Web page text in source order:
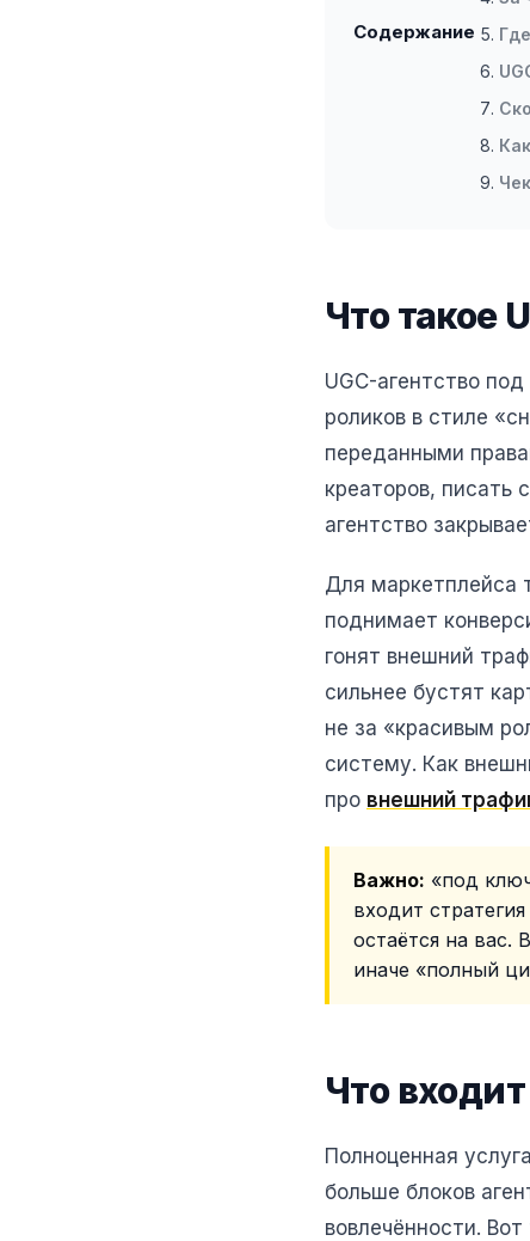
Содержание
Что такое
UGC-агентство
роликов в стиле
переданными
креаторов, писать
агентство
Для маркетплейса
поднимает
гонят внешний
сильнее бустят
не за «красивым
систему. Как
про внешний
Важно: «под
входит
остаётся на вас.
иначе «полный
Что
Полноценная
больше блоков
вовлечённости.